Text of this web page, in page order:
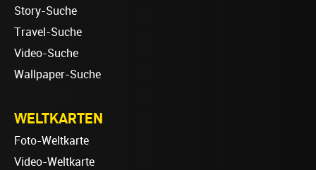
Story-Suche
Travel-Suche
Video-Suche
Wallpaper-Suche
WELTKARTEN
Foto-Weltkarte
Video-Weltkarte